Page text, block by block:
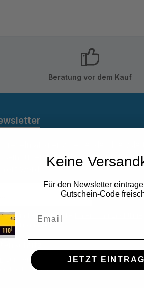
Beratung vor dem Kauf
sein, über neue Produkte und
werden.
und es gelten die
zur Kenntnis genommen und dieAGB
einverstanden.*
Keine
Für den Newsletter
Gutschein-Code
JETZT